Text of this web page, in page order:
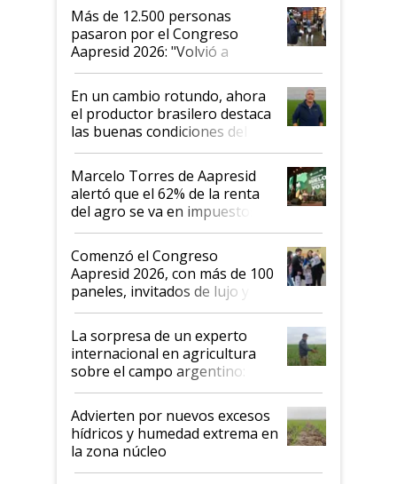
Más de 12.500 personas
pasaron por el Congreso
Aapresid 2026: "Volvió a
demostrar que hablar del
suelo es hablar de todo el
sistema productivo"
En un cambio rotundo, ahora
el productor brasilero destaca
las buenas condiciones del
agro argentino para invertir:
"Los veo más motivados"
Marcelo Torres de Aapresid
alertó que el 62% de la renta
del agro se va en impuestos:
"No es bueno que en
Argentina se sigan discutiendo
las mismas cosas de hace 50
años"
Comenzó el Congreso
Aapresid 2026, con más de 100
paneles, invitados de lujo y
todas las tendencias
La sorpresa de un experto
internacional en agricultura
sobre el campo argentino:
"Estoy muy impresionado"
Advierten por nuevos excesos
hídricos y humedad extrema en
la zona núcleo